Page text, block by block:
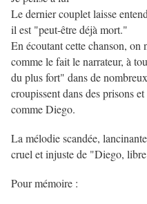
Le dernier couplet laisse
il est "peut-être déjà mort."
En écoutant cette chanson, on
comme le fait le narrateur, à
du plus fort" dans de
croupissent dans des prisons
comme Diego.
La mélodie scandée,
cruel et injuste de "Diego,
Pour mémoire :